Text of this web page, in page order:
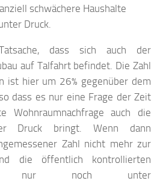
schwächere Haushalte
Druck.
dass sich auch der
auf Talfahrt befindet. Die Zahl
ist hier um 26% gegenüber dem
dass es nur eine Frage der Zeit
Wohnraumnachfrage auch die
Druck bringt. Wenn dann
Zahl nicht mehr zur
die öffentlich kontrollierten
nur noch unter